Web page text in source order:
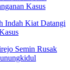
Indah Kiat Datangi